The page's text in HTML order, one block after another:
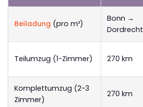
Beiladung (pro m³)
Bonn →
Dordrecht
Teilumzug (1-Zimmer) 270 km
Komplettumzug (2-3
Zimmer)
270 km